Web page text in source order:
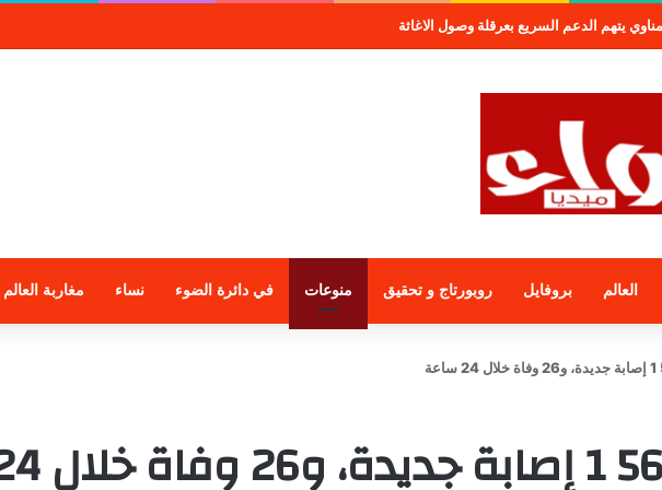
طنجة.. مجموعة فندقية جديدة لمجموعة الراجحي الاستثمارية
العالم بروفايل روبورتاج و تحقيق منوعات في دائرة الضوء نساء مغاربة العالم
كوفيد 19: 567 1 إصابة